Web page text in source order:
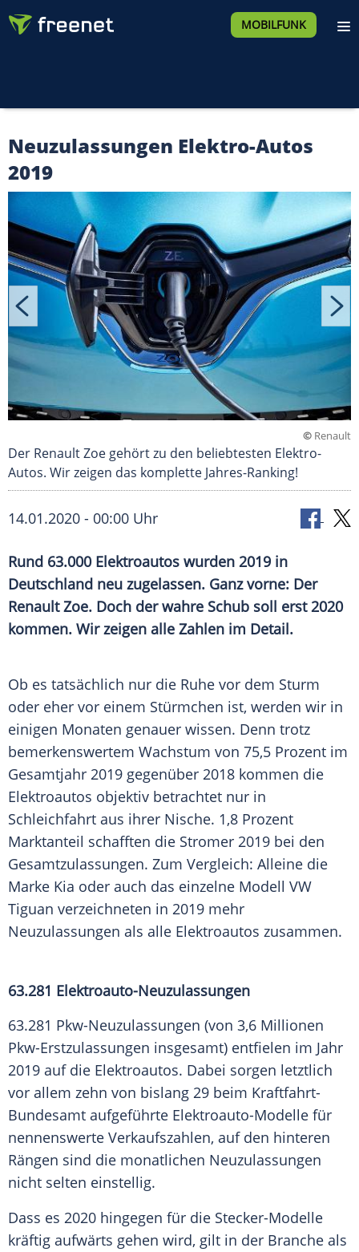
MOBILFUNK
Neuzulassungen Elektro-Autos
2019
© Renault
Der Renault Zoe gehört zu den beliebtesten Elektro-
Autos. Wir zeigen das komplette Jahres-Ranking!
14.01.2020 - 00:00 Uhr
Rund 63.000 Elektroautos wurden 2019 in
Deutschland neu zugelassen. Ganz vorne: Der
Renault Zoe. Doch der wahre Schub soll erst 2020
kommen. Wir zeigen alle Zahlen im Detail.
Ob es tatsächlich nur die Ruhe vor dem Sturm
oder eher vor einem Stürmchen ist, werden wir in
einigen Monaten genauer wissen. Denn trotz
bemerkenswertem Wachstum von 75,5 Prozent im
Gesamtjahr 2019 gegenüber 2018 kommen die
Elektroautos objektiv betrachtet nur in
Schleichfahrt aus ihrer Nische. 1,8 Prozent
Marktanteil schafften die Stromer 2019 bei den
Gesamtzulassungen. Zum Vergleich: Alleine die
Marke Kia oder auch das einzelne Modell VW
Tiguan verzeichneten in 2019 mehr
Neuzulassungen als alle Elektroautos zusammen.
63.281 Elektroauto-Neuzulassungen
63.281 Pkw-Neuzulassungen (von 3,6 Millionen
Pkw-Erstzulassungen insgesamt) entfielen im Jahr
2019 auf die Elektroautos. Dabei sorgen letztlich
vor allem zehn von bislang 29 beim Kraftfahrt-
Bundesamt aufgeführte Elektroauto-Modelle für
nennenswerte Verkaufszahlen, auf den hinteren
Rängen sind die monatlichen Neuzulassungen
nicht selten einstellig.
Dass es 2020 hingegen für die Stecker-Modelle
kräftig aufwärts gehen wird, gilt in der Branche als